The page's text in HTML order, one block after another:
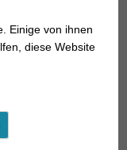
Einige von ihnen
diese Website